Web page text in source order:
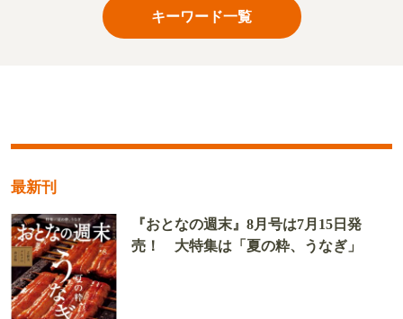
キーワード一覧
最新刊
『おとなの週末』8月号は7月15日発
売！ 大特集は「夏の粋、うなぎ」